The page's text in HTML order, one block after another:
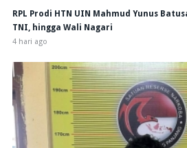
RPL Prodi HTN UIN Mahmud Yunus
TNI, hingga Wali Nagari
4 hari ago